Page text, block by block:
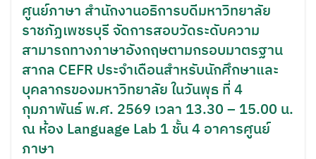
ศูนย์ภาษา สำนักงานอธิการบดีมหาวิทยาลัย
ราชภัฏเพชรบุรี จัดการสอบวัดระดับความ
สามารถทางภาษาอังกฤษตามกรอบมาตรฐาน
สากล CEFR ประจำเดือนสำหรับนักศึกษาและ
บุคลากรของมหาวิทยาลัย ในวันพุธ ที่ 4
กุมภาพันธ์ พ.ศ. 2569 เวลา 13.30 – 15.00 น.
ณ ห้อง Language Lab 1 ชั้น 4 อาคารศูนย์
ภาษา